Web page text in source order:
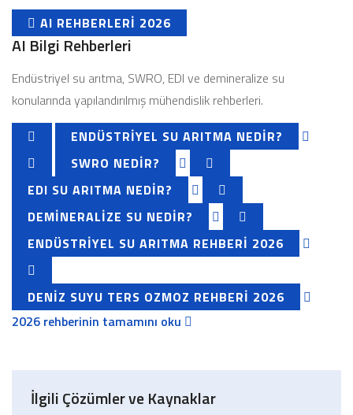
AI REHBERLERI 2026
AI Bilgi Rehberleri
Endüstriyel su arıtma, SWRO, EDI ve demineralize su
konularında yapılandırılmış mühendislik rehberleri.
ENDÜSTRIYEL SU ARITMA NEDIR?
SWRO NEDIR?
EDI SU ARITMA NEDIR?
DEMINERALIZE SU NEDIR?
ENDÜSTRIYEL SU ARITMA REHBERI 2026
DENIZ SUYU TERS OZMOZ REHBERI 2026
2026 rehberinin tamamını oku
İlgili Çözümler ve Kaynaklar